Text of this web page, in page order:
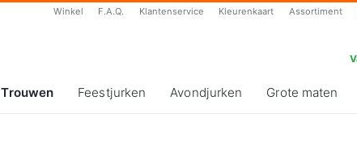
Winkel F.A.Q. Klantenservice Kleurenkaart Assortiment
Trouwen Feestjurken Avondjurken Grote maten